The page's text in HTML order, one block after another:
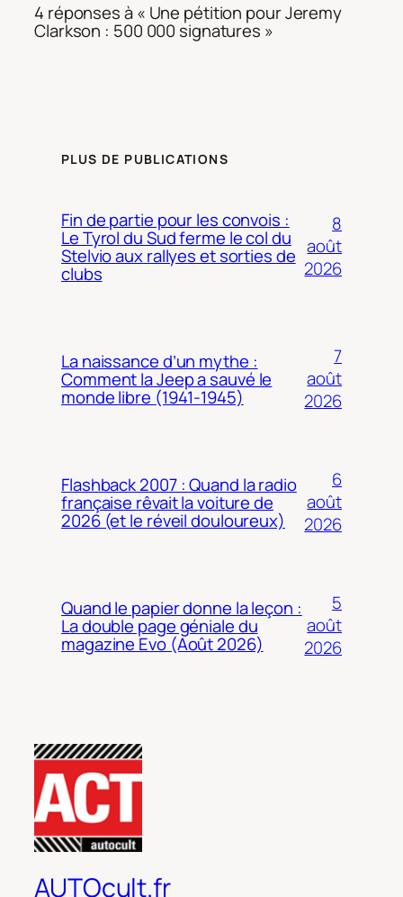
4 réponses à « Une pétition pour Jeremy
Clarkson : 500 000 signatures »
PLUS DE PUBLICATIONS
Fin de partie pour les convois :
Le Tyrol du Sud ferme le col du
Stelvio aux rallyes et sorties de
clubs
8
août
2026
La naissance d’un mythe :
Comment la Jeep a sauvé le
monde libre (1941-1945)
7
août
2026
Flashback 2007 : Quand la radio
française rêvait la voiture de
2026 (et le réveil douloureux)
6
août
2026
Quand le papier donne la leçon :
La double page géniale du
magazine Evo (Août 2026)
5
août
2026
AUTOcult.fr